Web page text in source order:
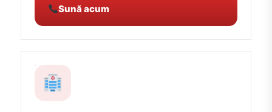
Sună acum